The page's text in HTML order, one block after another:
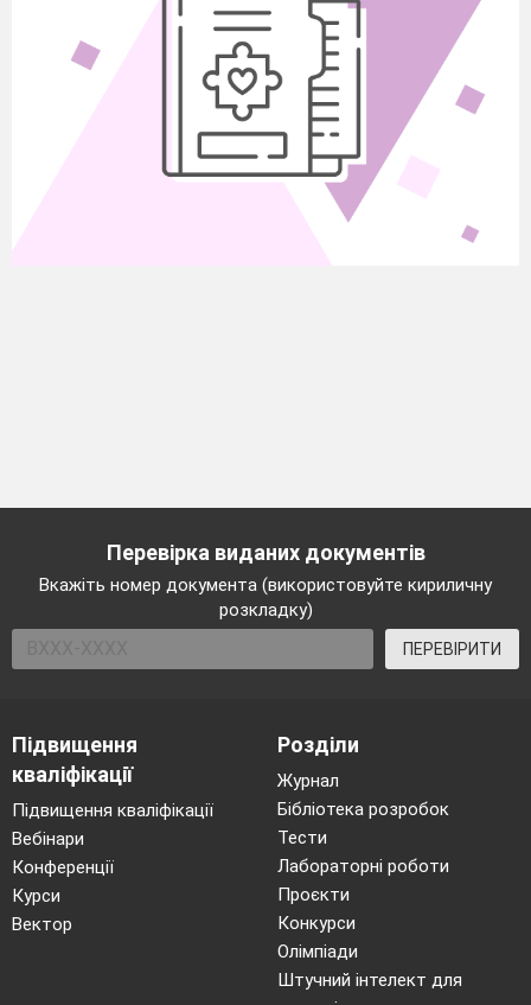
Перевірка виданих документів
Вкажіть номер документа (використовуйте кириличну
розкладку)
ПЕРЕВІРИТИ
Підвищення
кваліфікації
Підвищення кваліфікації
Вебінари
Конференції
Курси
Вектор
Розділи
Журнал
Бібліотека розробок
Тести
Лабораторні роботи
Проєкти
Конкурси
Олімпіади
Штучний інтелект для